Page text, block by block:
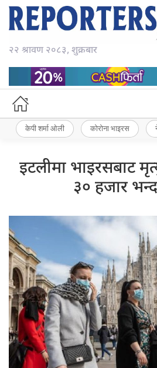
२२ श्रावण २०८३, शुक्रबार
केपी शर्मा ओली कोरोना भाइरस
इटलीमा भाइरसबाट
३० हजार